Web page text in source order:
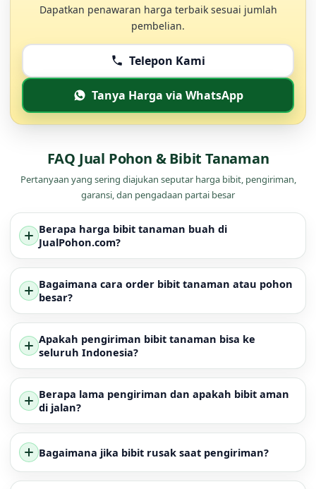
Dapatkan penawaran harga terbaik sesuai jumlah
pembelian.
Telepon Kami
Tanya Harga via WhatsApp
FAQ Jual Pohon & Bibit Tanaman
Pertanyaan yang sering diajukan seputar harga bibit, pengiriman,
garansi, dan pengadaan partai besar
Berapa harga bibit tanaman buah di
JualPohon.com?
Bagaimana cara order bibit tanaman atau pohon
besar?
Apakah pengiriman bibit tanaman bisa ke
seluruh Indonesia?
Berapa lama pengiriman dan apakah bibit aman
di jalan?
Bagaimana jika bibit rusak saat pengiriman?